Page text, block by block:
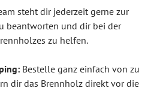
steht dir jederzeit gerne zur
beantworten und dir bei der
zu helfen.
Bestelle ganz einfach von zu
dir das Brennholz direkt vor die